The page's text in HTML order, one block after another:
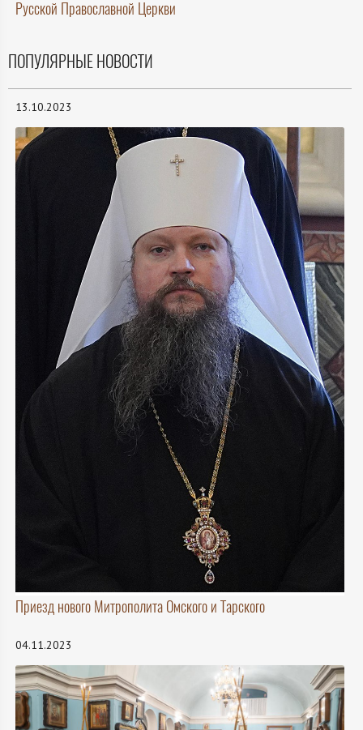
Русской Православной Церкви
ПОПУЛЯРНЫЕ НОВОСТИ
13.10.2023
Приезд нового Митрополита Омского и Тарского
04.11.2023